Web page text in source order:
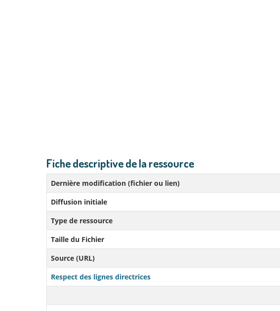
Fiche descriptive de la ressource
Dernière modification (fichier ou lien)
Diffusion initiale
Type de ressource
Taille du Fichier
Source (URL)
Respect des lignes directrices